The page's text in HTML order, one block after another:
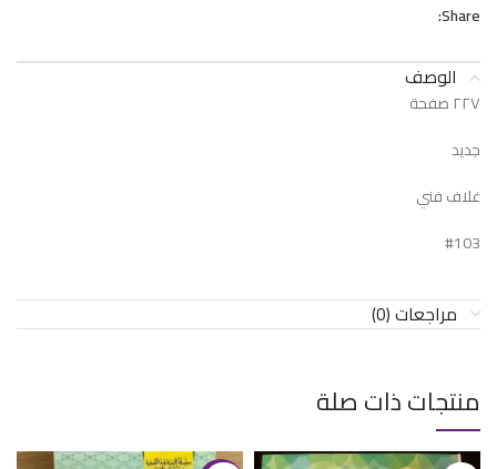
Share:
الوصف
٢٢٧ صفحة
جديد
غلاف فني
#103
مراجعات (0)
منتجات ذات صلة